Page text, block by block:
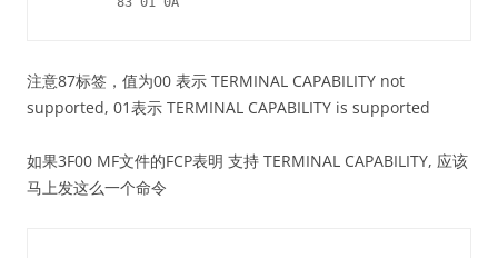
注意87标签，值为00 表示 TERMINAL CAPABILITY not
supported, 01表示 TERMINAL CAPABILITY is supported
如果3F00 MF文件的FCP表明 支持 TERMINAL CAPABILITY, 应该
马上发这么一个命令